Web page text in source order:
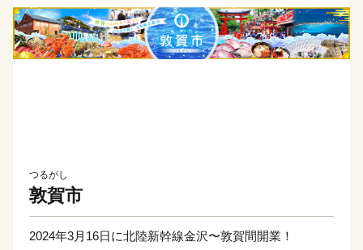
つるがし
敦賀市
2024年3月16日に北陸新幹線金沢〜敦賀間開業！